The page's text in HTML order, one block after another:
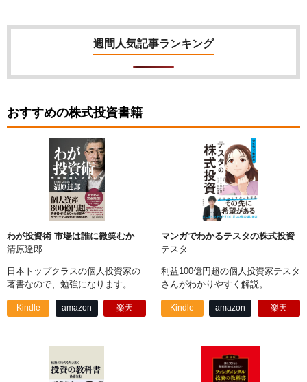
週間人気記事ランキング
おすすめの株式投資書籍
わが投資術 市場は誰に微笑むか
清原達郎
日本トップクラスの個人投資家の
著書なので、勉強になります。
Kindle amazon 楽天
マンガでわかるテスタの株式投資
テスタ
利益100億円超の個人投資家テスタ
さんがわかりやすく解説。
Kindle amazon 楽天